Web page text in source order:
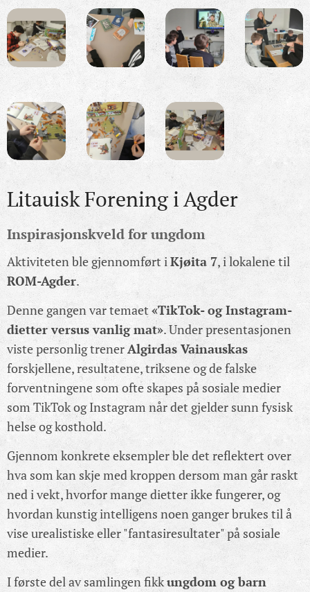
Litauisk Forening i Agder
Inspirasjonskveld for ungdom
Aktiviteten ble gjennomført iKjøita 7, i lokalene til
ROM-Agder.
Denne gangen var temaet«TikTok- og Instagram-
dietter versus vanlig mat». Under presentasjonen
viste personlig trenerAlgirdas Vainauskas
forskjellene, resultatene, triksene og de falske
forventningene som ofte skapes på sosiale medier
som TikTok og Instagram når det gjelder sunn fysisk
helse og kosthold.
Gjennom konkrete eksempler ble det reflektert over
hva som kan skje med kroppen dersom man går raskt
ned i vekt, hvorfor mange dietter ikke fungerer, og
hvordan kunstig intelligens noen ganger brukes til å
vise urealistiske eller "fantasiresultater" på sosiale
medier.
I første del av samlingen fikkungdom og barn